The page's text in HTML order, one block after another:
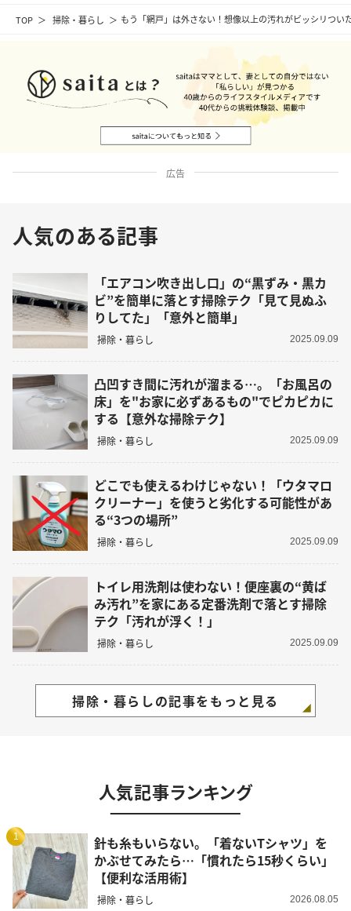
TOP 掃除・暮らし もう「網戸」は外さない！想像以上の汚れがビッシリつい
広告
人気のある記事
「エアコン吹き出し口」の“黒ずみ・黒カ
ビ”を簡単に落とす掃除テク「見て見ぬふ
りしてた」「意外と簡単」
掃除・暮らし 2025.09.09
凸凹すき間に汚れが溜まる…。「お風呂の
床」を"お家に必ずあるもの"でピカピカに
する【意外な掃除テク】
掃除・暮らし 2025.09.09
どこでも使えるわけじゃない！「ウタマロ
クリーナー」を使うと劣化する可能性があ
る“3つの場所”
掃除・暮らし 2025.09.09
トイレ用洗剤は使わない！便座裏の“黄ば
み汚れ”を家にある定番洗剤で落とす掃除
テク「汚れが浮く！」
掃除・暮らし 2025.09.09
掃除・暮らしの記事をもっと見る
人気記事ランキング
1
針も糸もいらない。「着ないTシャツ」を
かぶせてみたら…「慣れたら15秒くらい」
【便利な活用術】
掃除・暮らし 2026.08.05